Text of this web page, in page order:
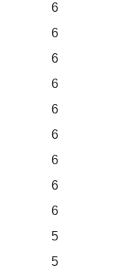
6
6
6
6
6
6
6
6
6
5
5